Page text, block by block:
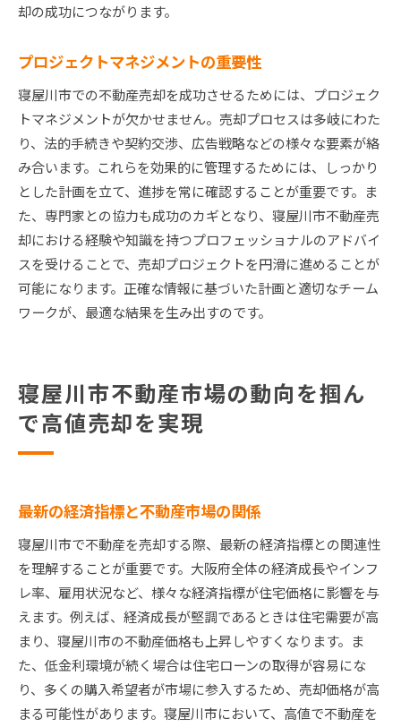
却の成功につながります。
プロジェクトマネジメントの重要性
寝屋川市での不動産売却を成功させるためには、プロジェク
トマネジメントが欠かせません。売却プロセスは多岐にわた
り、法的手続きや契約交渉、広告戦略などの様々な要素が絡
み合います。これらを効果的に管理するためには、しっかり
とした計画を立て、進捗を常に確認することが重要です。ま
た、専門家との協力も成功のカギとなり、寝屋川市不動産売
却における経験や知識を持つプロフェッショナルのアドバイ
スを受けることで、売却プロジェクトを円滑に進めることが
可能になります。正確な情報に基づいた計画と適切なチーム
ワークが、最適な結果を生み出すのです。
寝屋川市不動産市場の動向を掴ん
で高値売却を実現
最新の経済指標と不動産市場の関係
寝屋川市で不動産を売却する際、最新の経済指標との関連性
を理解することが重要です。大阪府全体の経済成長やインフ
レ率、雇用状況など、様々な経済指標が住宅価格に影響を与
えます。例えば、経済成長が堅調であるときは住宅需要が高
まり、寝屋川市の不動産価格も上昇しやすくなります。ま
た、低金利環境が続く場合は住宅ローンの取得が容易にな
り、多くの購入希望者が市場に参入するため、売却価格が高
まる可能性があります。寝屋川市において、高値で不動産を